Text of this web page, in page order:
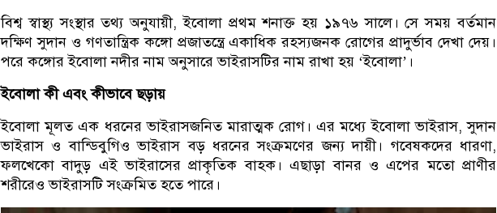
বিশ্ব স্বাস্থ্য সংস্থার তথ্য অনুযায়ী, ইবোলা প্রথম শনাক্ত হয় ১৯৭৬ সালে। সে সময় বর্তমান
দক্ষিণ সুদান ও গণতান্ত্রিক কঙ্গো প্রজাতন্ত্রে একাধিক রহস্যজনক রোগের প্রাদুর্ভাব দেখা দেয়।
পরে কঙ্গোর ইবোলা নদীর নাম অনুসারে ভাইরাসটির নাম রাখা হয় ‘ইবোলা’।
ইবোলা কী এবং কীভাবে ছড়ায়
ইবোলা মূলত এক ধরনের ভাইরাসজনিত মারাত্মক রোগ। এর মধ্যে ইবোলা ভাইরাস, সুদান
ভাইরাস ও বান্ডিবুগিও ভাইরাস বড় ধরনের সংক্রমণের জন্য দায়ী। গবেষকদের ধারণা,
ফলখেকো বাদুড় এই ভাইরাসের প্রাকৃতিক বাহক। এছাড়া বানর ও এপের মতো প্রাণীর
শরীরেও ভাইরাসটি সংক্রমিত হতে পারে।